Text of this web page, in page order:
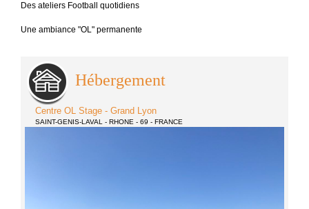
Des ateliers Football quotidiens
Une ambiance "OL" permanente
Hébergement
Centre OL Stage - Grand Lyon
SAINT-GENIS-LAVAL - RHONE - 69 - FRANCE